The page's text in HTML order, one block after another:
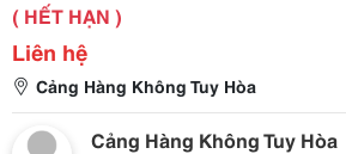
( HẾT HẠN )
Liên hệ
Cảng Hàng Không Tuy Hòa
Cảng Hàng Không Tuy Hòa